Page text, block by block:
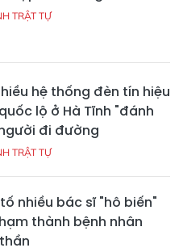
TRẬT TỰ
hệ thống đèn tín hiệu
lộ ở Hà Tĩnh "đánh
đi đường
TRẬT TỰ
nhiều bác sĩ "hô biến"
thành bệnh nhân